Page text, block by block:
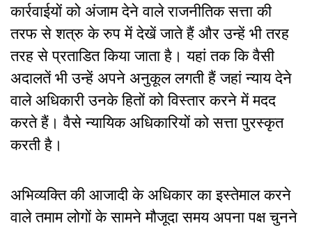
कार्रवाईयों को अंजाम देने वाले राजनीतिक सत्ता की
तरफ से शत्रु के रुप में देखें जाते हैं और उन्हें भी तरह
तरह से प्रताडित किया जाता है। यहां तक कि वैसी
अदालतें भी उन्हें अपने अनुकूल लगती हैं जहां न्याय देने
वाले अधिकारी उनके हितों को विस्तार करने में मदद
करते हैं। वैसे न्यायिक अधिकारियों को सत्ता पुरस्कृत
करती है।
अभिव्यक्ति की आजादी के अधिकार का इस्तेमाल करने
वाले तमाम लोगों के सामने मौजूदा समय अपना पक्ष चुनने